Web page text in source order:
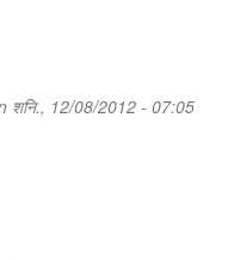
शनि., 12/08/2012 - 07:05